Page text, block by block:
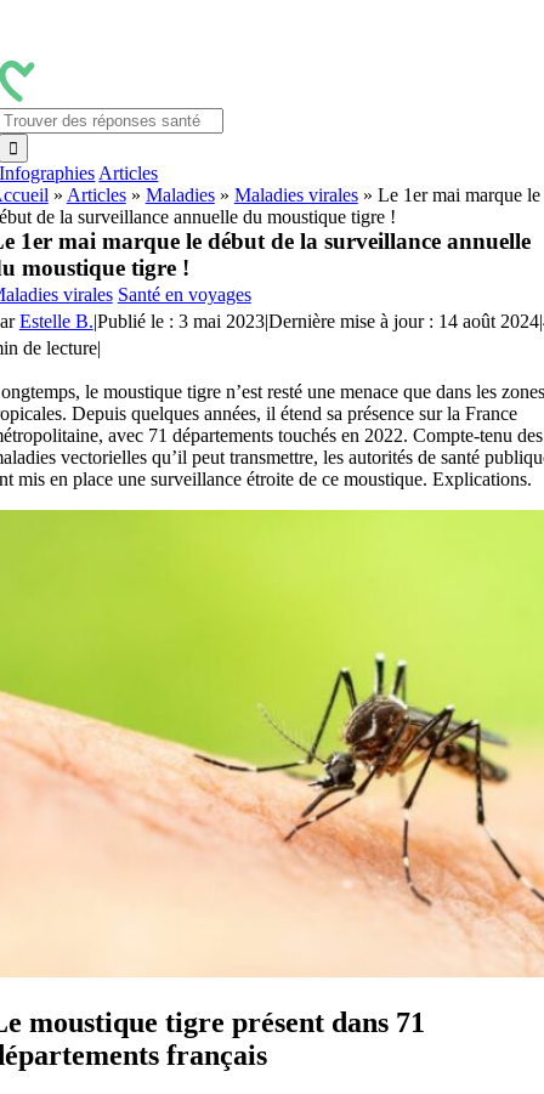
contenu
Infographies Articles
» Articles» Maladies» Maladies virales» Le 1er mai marque le
de la surveillance annuelle du moustique tigre !
1er mai marque le début de la surveillance annuelle
moustique tigre !
virales Santé en voyages
Estelle B.|Publié le : 3 mai 2023|Dernière mise à jour : 14 août 2024|
de lecture|
le moustique tigre n’est resté une menace que dans les zones
Depuis quelques années, il étend sa présence sur la France
avec 71 départements touchés en 2022. Compte-tenu des
vectorielles qu’il peut transmettre, les autorités de santé
mis en place une surveillance étroite de ce moustique. Explications.
moustique tigre présent dans 71
français